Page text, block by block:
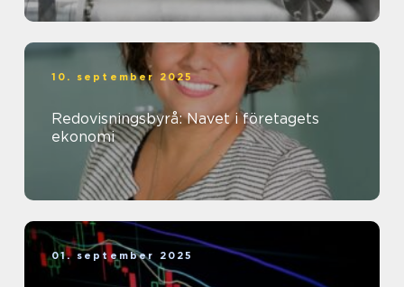
10. september 2025
Redovisningsbyrå: Navet i företagets
ekonomi
01. september 2025